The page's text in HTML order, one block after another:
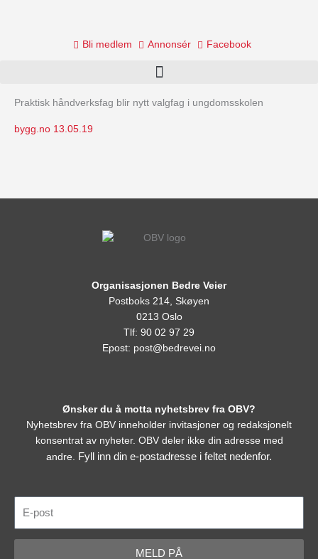
Bli medlem Annonsér Facebook
Praktisk håndverksfag blir nytt valgfag i ungdomsskolen
bygg.no 13.05.19
Organisasjonen Bedre Veier
Postboks 214, Skøyen
0213 Oslo
Tlf: 90 02 97 29
Epost: post@bedrevei.no
Ønsker du å motta nyhetsbrev fra OBV?
Nyhetsbrev fra OBV inneholder invitasjoner og redaksjonelt
konsentrat av nyheter. OBV deler ikke din adresse med
andre. Fyll inn din e-postadresse i feltet nedenfor.
post
MELD PÅ